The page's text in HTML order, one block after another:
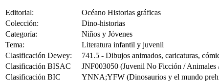
Editorial:
Océano Historias gráficas
Colección:
Dino-historias
Categoría:
Niños y Jóvenes
Tema:
Literatura infantil y juvenil
Clasificación Dewey:
741.5 - Dibujos animados, caricaturas,
Clasificación BISAC
JNF003050 (Juvenil No Ficción / Animales
Clasificación BIC
YNNA;YFW (Dinosaurios y el mundo